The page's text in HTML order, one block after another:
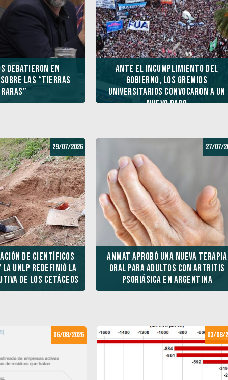
debatieron en
sobre las “tierras
raras”
Ante el incumplimiento del
Gobierno, los gremios
universitarios convocaron a un
nuevo paro
29/07/2026
de científicos
la UNLP redefinió la
de los cetáceos
27/07/
ANMAT aprobó una nueva terapia
oral para adultos con artritis
psoriásica en Argentina
31/05/
Pablo Perazzi: “Le exigimos a la
Corte Suprema que se pronuncie
sobre la Ley de Financiamiento
Universitario”
06/08/2026 03/08/